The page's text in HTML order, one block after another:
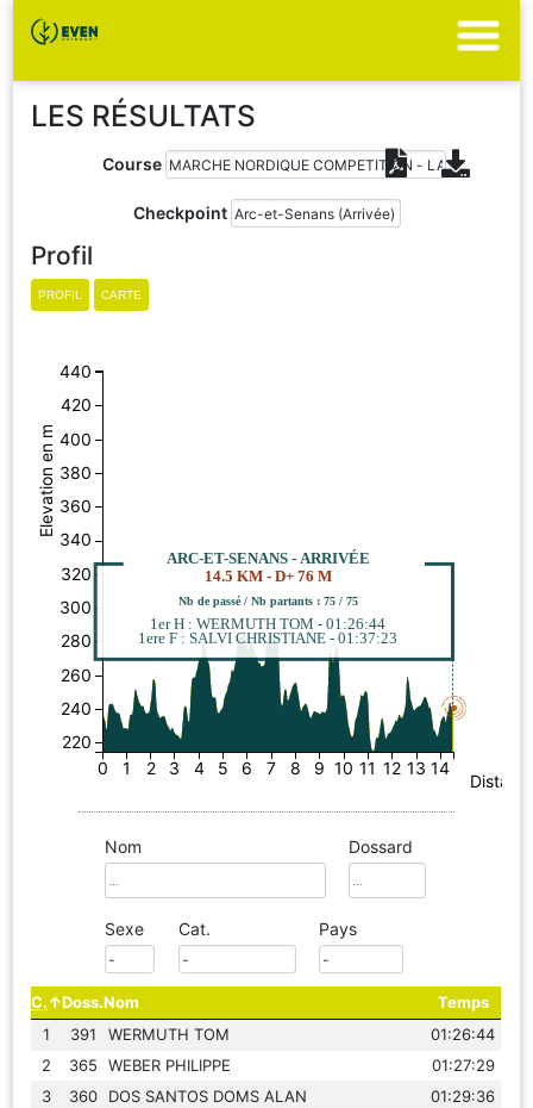
LES RÉSULTATS
Course
Checkpoint
Profil
0 1 2 3 4 5 6 7 8 9 10 11 12 13 14
220
240
260
280
300
320
340
360
380
400
420
440
Elevation en m
ARC-ET-SENANS - ARRIVÉE
14.5 KM - D+ 76 M
Nb de passé / Nb partants : 75 / 75
1er H : WERMUTH TOM - 01:26:44
1ere F : SALVI CHRISTIANE - 01:37:23
Nom Dossard
Sexe Cat. Pays
C. Doss.Nom
Temps
1
391 WERMUTH TOM
01:26:44
2
365 WEBER PHILIPPE
01:27:29
3
360 DOS SANTOS DOMS ALAN
01:29:36